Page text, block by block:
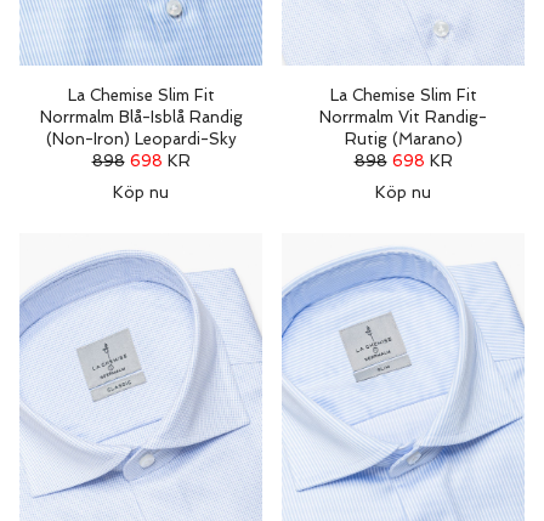
La Chemise Slim Fit
Norrmalm Blå-Isblå Randig
(Non-Iron) Leopardi-Sky
898 698 KR
Köp nu
La Chemise Slim Fit
Norrmalm Vit Randig-
Rutig (Marano)
898 698 KR
Köp nu